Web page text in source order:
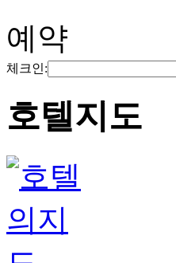
예약
체크인:
호텔지도